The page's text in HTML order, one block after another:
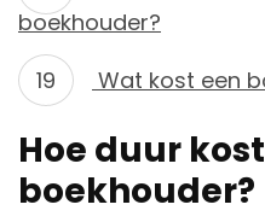
boekhouder?
Wat kost een
Hoe duur
boekhouder?